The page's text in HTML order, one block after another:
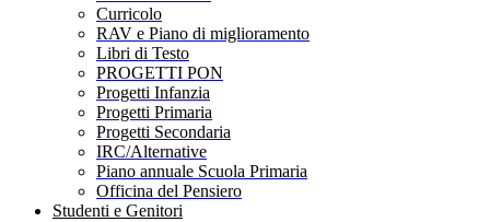
Curricolo
RAV e Piano di miglioramento
Libri di Testo
PROGETTI PON
Progetti Infanzia
Progetti Primaria
Progetti Secondaria
IRC/Alternative
Piano annuale Scuola Primaria
Officina del Pensiero
Studenti e Genitori